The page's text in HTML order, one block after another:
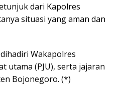
dari Kapolres
situasi yang aman dan
Wakapolres
utama (PJU), serta jajaran
Bojonegoro. (*)